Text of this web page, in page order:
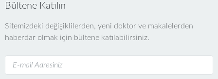
Bültene Katılın
Sitemizdeki değişiklilerden, yeni doktor ve makalelerden
haberdar olmak için bültene katılabilirsiniz.